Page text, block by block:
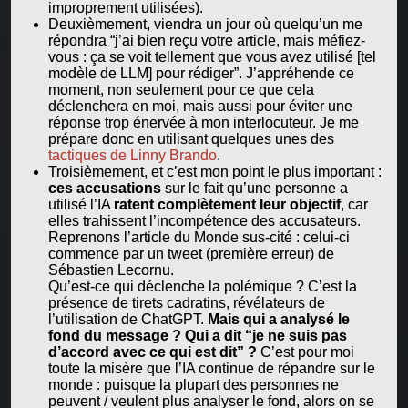
improprement utilisées).
Deuxièmement, viendra un jour où quelqu’un me
répondra “j’ai bien reçu votre article, mais méfiez-
vous : ça se voit tellement que vous avez utilisé [tel
modèle de LLM] pour rédiger”. J’appréhende ce
moment, non seulement pour ce que cela
déclenchera en moi, mais aussi pour éviter une
réponse trop énervée à mon interlocuteur. Je me
prépare donc en utilisant quelques unes des
tactiques de Linny Brando.
Troisièmement, et c’est mon point le plus important :
ces accusationssur le fait qu’une personne a
utilisé l’IA ratent complètement leur objectif, car
elles trahissent l’incompétence des accusateurs.
Reprenons l’article du Monde sus-cité : celui-ci
commence par un tweet (première erreur) de
Sébastien Lecornu.
Qu’est-ce qui déclenche la polémique ? C’est la
présence de tirets cadratins, révélateurs de
l’utilisation de ChatGPT. Mais qui a analysé le
fond du message ? Qui a dit “je ne suis pas
d’accord avec ce qui est dit” ? C’est pour moi
toute la misère que l’IA continue de répandre sur le
monde : puisque la plupart des personnes ne
peuvent / veulent plus analyser le fond, alors on se